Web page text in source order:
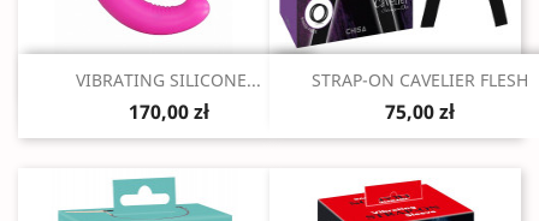
Szybki podgląd
VIBRATING SILICONE...
170,00 zł
Szybki podgląd
STRAP-ON CAVELIER FLESH
75,00 zł